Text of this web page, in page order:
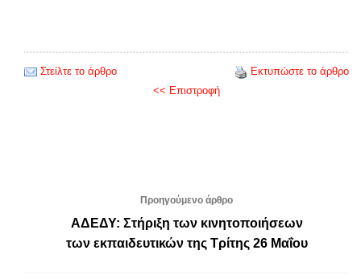
Στείλτε το άρθρο
Εκτυπώστε το άρθρο
<< Επιστροφή
Προηγούμενο άρθρο
ΑΔΕΔΥ: Στήριξη των κινητοποιήσεων
των εκπαιδευτικών της Τρίτης 26 Μαΐου